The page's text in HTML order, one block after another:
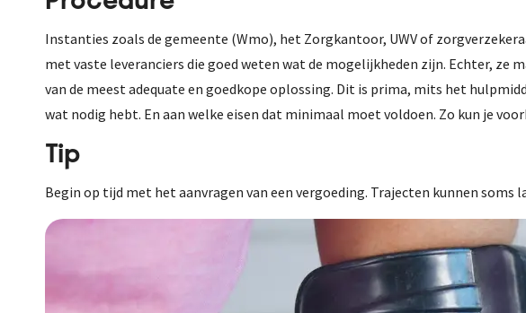
Instanties zoals de gemeente (Wmo), het Zorgkantoor, UWV of
met vaste leveranciers die goed weten wat de mogelijkheden zijn. Echter,
van de meest adequate en goedkope oplossing. Dit is prima, mits het
wat nodig hebt. En aan welke eisen dat minimaal moet voldoen. Zo kun je
Tip
Begin op tijd met het aanvragen van een vergoeding. Trajecten kunnen soms